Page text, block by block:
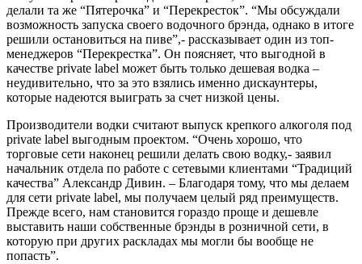
делали та же “Пятерочка” и “Перекресток”. “Мы обсуждали
возможность запуска своего водочного брэнда, однако в итоге
решили остановиться на пиве”,- рассказывает один из топ-
менеджеров “Перекрестка”. Он поясняет, что выгодной в
качестве private label может быть только дешевая водка –
неудивительно, что за это взялись именно дискаунтеры,
которые надеются выиграть за счет низкой цены.
Производители водки считают выпуск крепкого алкоголя под
private label выгодным проектом. “Очень хорошо, что
торговые сети наконец решили делать свою водку,- заявил
начальник отдела по работе с сетевыми клиентами “Традиций
качества” Александр Дивин. – Благодаря тому, что мы делаем
для сети private label, мы получаем целый ряд преимуществ.
Прежде всего, нам становится гораздо проще и дешевле
выставить наши собственные брэнды в розничной сети, в
которую при других раскладах мы могли бы вообще не
попасть”.